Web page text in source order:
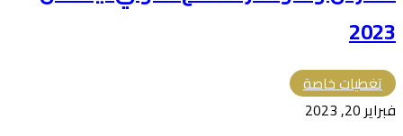
2023
تغطيات خاصة
فبراير 20, 2023